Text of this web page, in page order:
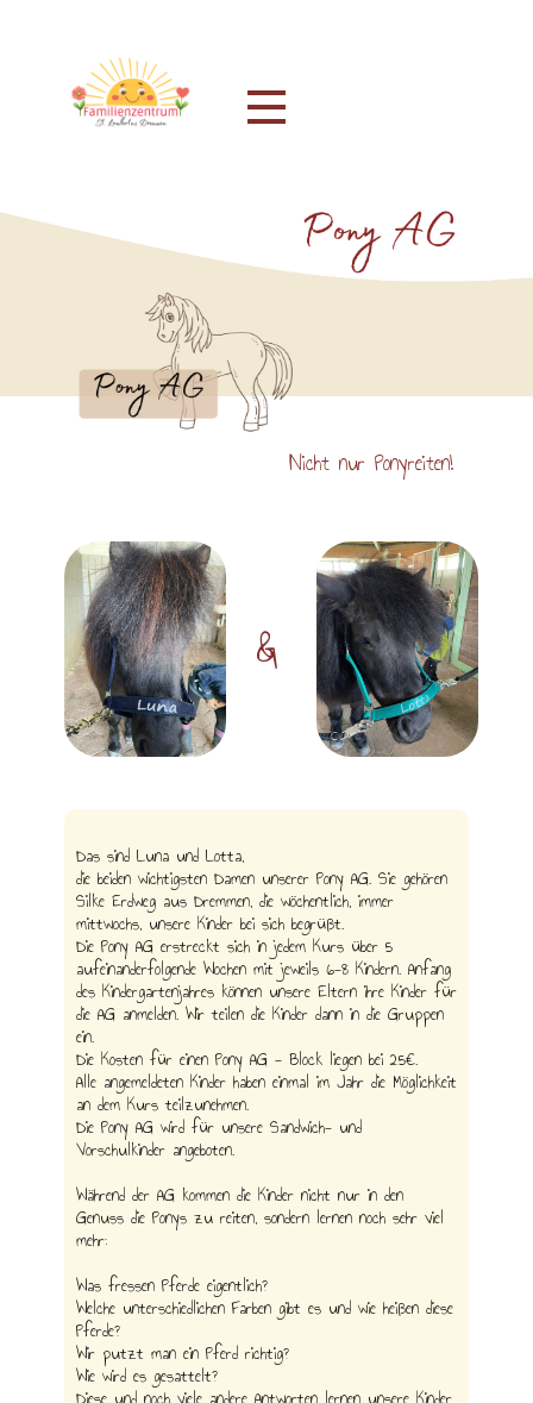
Nicht nur Ponyreiten!
&
Das sind Luna und Lotta,
die beiden wichtigsten Damen unserer Pony AG. Sie gehören
Silke Erdweg aus Dremmen, die wöchentlich, immer
mittwochs, unsere Kinder bei sich begrüßt.
Die Pony AG erstreckt sich in jedem Kurs über 5
aufeinanderfolgende Wochen mit jeweils 6-8 Kindern. Anfang
des Kindergartenjahres können unsere Eltern ihre Kinder für
die AG anmelden. Wir teilen die Kinder dann in die Gruppen
ein.
Die Kosten für einen Pony AG - Block liegen bei 25€.
Alle angemeldeten Kinder haben einmal im Jahr die Möglichkeit
an dem Kurs teilzunehmen.
Die Pony AG wird für unsere Sandwich- und
Vorschulkinder angeboten.
Während der AG kommen die Kinder nicht nur in den
Genuss die Ponys zu reiten, sondern lernen noch sehr viel
mehr:
Was fressen Pferde eigentlich?
Welche unterschiedlichen Farben gibt es und wie heißen diese
Pferde?
Wir putzt man ein Pferd richtig?
Wie wird es gesattelt?